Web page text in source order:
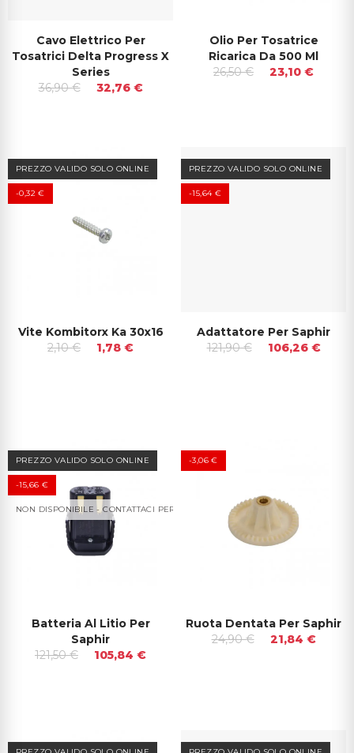
Cavo Elettrico Per
Tosatrici Delta Progress X
Series
36,90 €
32,76 €
Olio Per Tosatrice
Ricarica Da 500 Ml
26,50 €
23,10 €
PREZZO VALIDO SOLO ONLINE
-0,32 €
Vite Kombitorx Ka 30x16
2,10 €
1,78 €
PREZZO VALIDO SOLO ONLINE
-15,64 €
Adattatore Per Saphir
121,90 €
106,26 €
PREZZO VALIDO SOLO ONLINE
-15,66 €
NON DISPONIBILE - CONTATTACI PER I TEMPI DI CONSEGNA
Batteria Al Litio Per
Saphir
121,50 €
105,84 €
-3,06 €
Ruota Dentata Per Saphir
24,90 €
21,84 €